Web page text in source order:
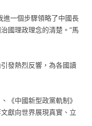
進一個步驟領略了中國長
國理政理念的清楚。”馬
發熱烈反響，為各國讀
《中國新型政黨軌制》
獻向世界展現真實、立